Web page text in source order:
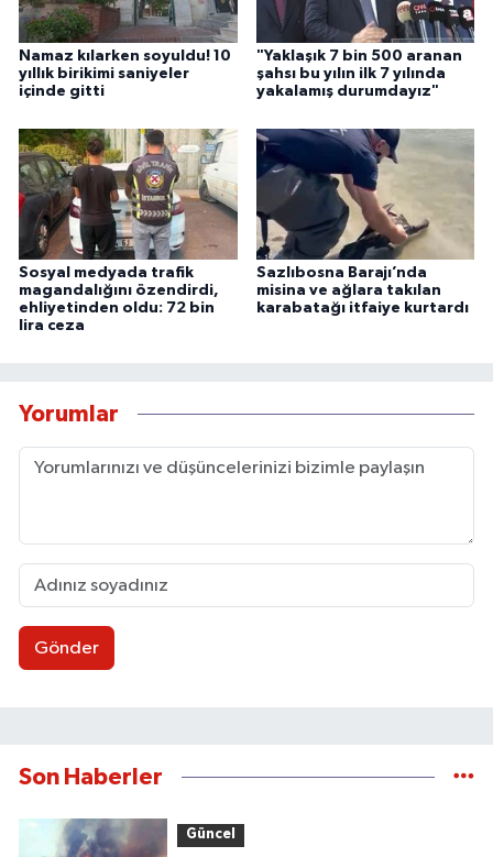
Namaz kılarken soyuldu! 10
yıllık birikimi saniyeler
içinde gitti
"Yaklaşık 7 bin 500 aranan
şahsı bu yılın ilk 7 yılında
yakalamış durumdayız"
Sosyal medyada trafik
magandalığını özendirdi,
ehliyetinden oldu: 72 bin
lira ceza
Sazlıbosna Barajı’nda
misina ve ağlara takılan
karabatağı itfaiye kurtardı
Yorumlar
Gönder
Son Haberler
Güncel